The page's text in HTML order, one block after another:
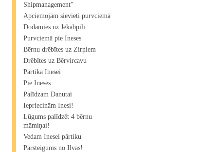
Shipmanagement"​
Apciemojām sievieti purvciemā
Dodamies uz Jēkabpili
Purvciemā pie Ineses
Bērnu drēbītes uz Zirņiem
Drēbītes uz Bērvircavu
Pārtika Inesei
Pie Ineses
Palīdzam Danutai
Iepriecinām Inesi!
Lūgums palīdzēt 4 bērnu
māmiņai!
Vedam Inesei pārtiku
Pārsteigums no Ilvas!